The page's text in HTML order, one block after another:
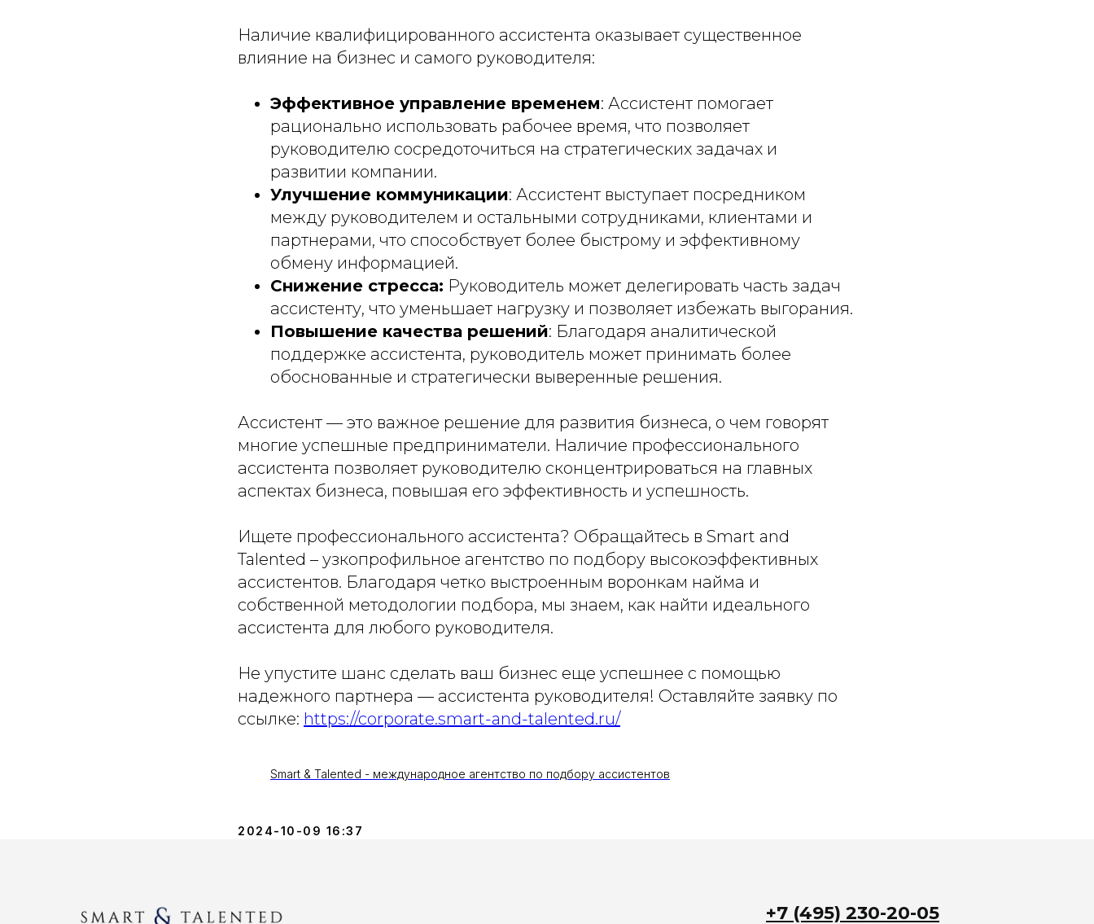
Наличие квалифицированного ассистента оказывает существенное
влияние на бизнес и самого руководителя:
Эффективное управление временем: Ассистент помогает
рационально использовать рабочее время, что позволяет
руководителю сосредоточиться на стратегических задачах и
развитии компании.
Улучшение коммуникации: Ассистент выступает посредником
между руководителем и остальными сотрудниками, клиентами и
партнерами, что способствует более быстрому и эффективному
обмену информацией.
Снижение стресса: Руководитель может делегировать часть задач
ассистенту, что уменьшает нагрузку и позволяет избежать выгорания.
Повышение качества решений: Благодаря аналитической
поддержке ассистента, руководитель может принимать более
обоснованные и стратегически выверенные решения.
Ассистент — это важное решение для развития бизнеса, о чем говорят
многие успешные предприниматели. Наличие профессионального
ассистента позволяет руководителю сконцентрироваться на главных
аспектах бизнеса, повышая его эффективность и успешность.
Ищете профессионального ассистента? Обращайтесь в Smart and
Talented – узкопрофильное агентство по подбору высокоэффективных
ассистентов. Благодаря четко выстроенным воронкам найма и
собственной методологии подбора, мы знаем, как найти идеального
ассистента для любого руководителя.
Не упустите шанс сделать ваш бизнес еще успешнее с помощью
надежного партнера — ассистента руководителя! Оставляйте заявку по
ссылке: https://corporate.smart-and-talented.ru/
Smart & Talented - международное агентство по подбору ассистентов
2024-10-09 16:37
+7 (495) 230-20-05